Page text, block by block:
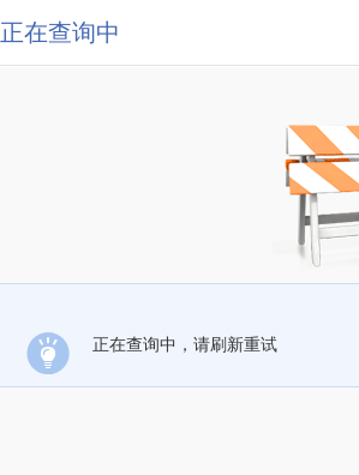
正在查询中
正在查询中，请刷新重试